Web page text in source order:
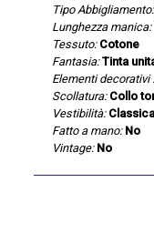
Tipo Abbigliamento:
Lunghezza manica:
Tessuto: Cotone
Fantasia: Tinta
Elementi decorativi
Scollatura: Collo
Vestibilità: Classica
Fatto a mano: No
Vintage: No